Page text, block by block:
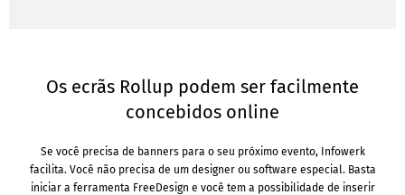
Os ecrãs Rollup podem ser facilmente
concebidos online
Se você precisa de banners para o seu próximo evento, Infowerk
facilita. Você não precisa de um designer ou software especial. Basta
iniciar a ferramenta FreeDesign e você tem a possibilidade de inserir